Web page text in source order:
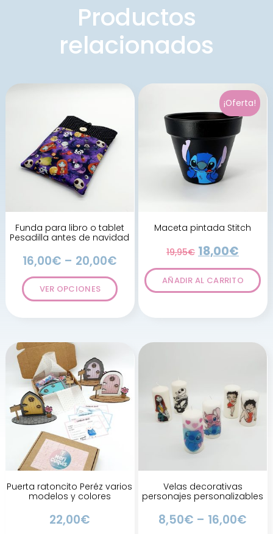
Productos
relacionados
Funda para libro o tablet
Pesadilla antes de navidad
16,00€ – 20,00€
VER OPCIONES
¡Oferta!
Maceta pintada Stitch
19,95€ 18,00€
AÑADIR AL CARRITO
Puerta ratoncito Peréz varios
modelos y colores
22,00€
Velas decorativas
personajes personalizables
8,50€ – 16,00€